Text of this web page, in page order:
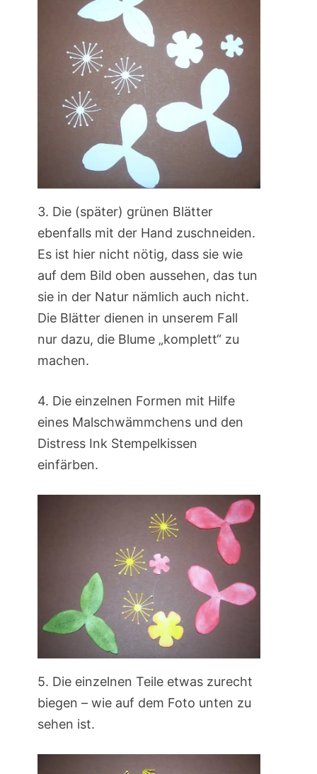
3. Die (später) grünen Blätter
ebenfalls mit der Hand zuschneiden.
Es ist hier nicht nötig, dass sie wie
auf dem Bild oben aussehen, das tun
sie in der Natur nämlich auch nicht.
Die Blätter dienen in unserem Fall
nur dazu, die Blume „komplett“ zu
machen.
4. Die einzelnen Formen mit Hilfe
eines Malschwämmchens und den
Distress Ink Stempelkissen
einfärben.
5. Die einzelnen Teile etwas zurecht
biegen – wie auf dem Foto unten zu
sehen ist.